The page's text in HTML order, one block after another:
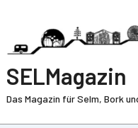
SELMagazin
Das Magazin für Selm, Bork